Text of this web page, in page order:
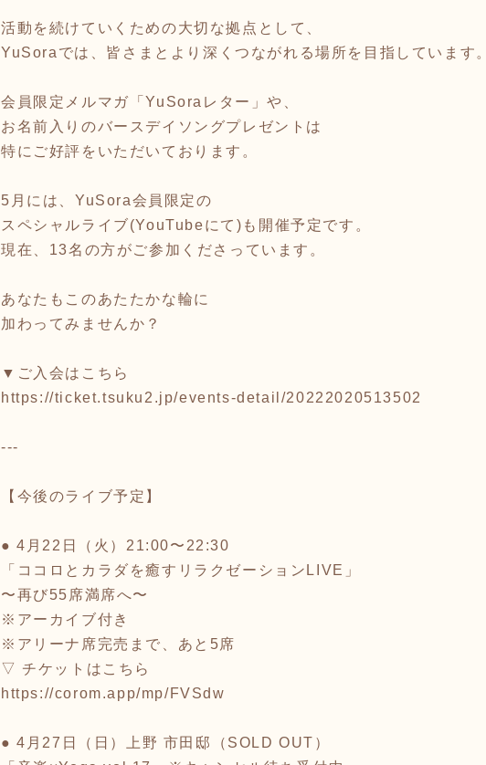
活動を続けていくための大切な拠点として、
YuSoraでは、皆さまとより深くつながれる場所を目指しています。
会員限定メルマガ「YuSoraレター」や、
お名前入りのバースデイソングプレゼントは
特にご好評をいただいております。
5月には、YuSora会員限定の
スペシャルライブ(YouTubeにて)も開催予定です。
現在、13名の方がご参加くださっています。
あなたもこのあたたかな輪に
加わってみませんか？
▼ご入会はこちら
https://ticket.tsuku2.jp/events-detail/20222020513502
---
【今後のライブ予定】
● 4月22日（火）21:00〜22:30
「ココロとカラダを癒すリラクゼーションLIVE」
〜再び55席満席へ〜
※アーカイブ付き
※アリーナ席完売まで、あと5席
▽ チケットはこちら
https://corom.app/mp/FVSdw
● 4月27日（日）上野 市田邸（SOLD OUT）